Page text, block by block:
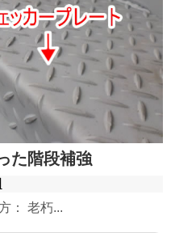
た階段補強
： 老朽...